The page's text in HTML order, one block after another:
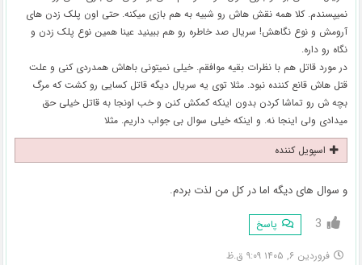
نمیپسندم. کلا همه نقش هاش رو شبیه به هم بازی میکنه. حتی اون پلک زدن های
آرومش و نوع نگاهش! سریال صد خاطره رو هم ببینید عینا همین نوع پلک زدن و
نگاه رو داره.
در مورد قاتل هم با نظرات بقیه موافقم. خیلی نمیتونی باهاش همدردی کنی و علت
قتل هاش قانع کننده نبود. مثلا توی یه سریال دیگه قاتل کسایی رو کشت که مرگ
بچه ش رو تماشا کردن بدون اینکه کمکش کنن و خب اونجا به قاتل خیلی حق
میدادی ولی اینجا نه. و اینکه خیلی سوال بی جواب داریم. مثلا
اسپویل کننده
و سوال های دیگه اما در کل من لذت بردم.
3 پاسخ
فروردین ۶, ۱۴۰۵ ۹:۰۹ ق.ظ